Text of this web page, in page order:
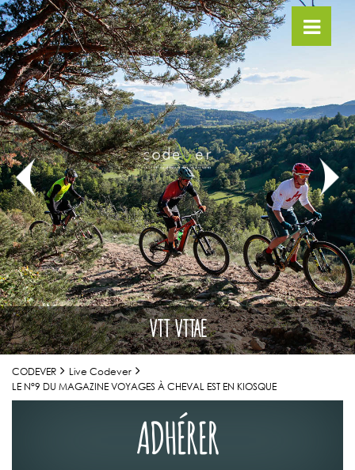
VTT VTTAE
CODEVER
Live Codever
LE N°9 DU MAGAZINE VOYAGES À CHEVAL EST EN KIOSQUE
ADHÉRER